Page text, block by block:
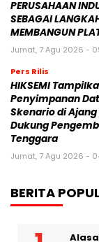
MONDEVITA
MAYORITAS DI
PERUSAHAAN
SEBAGAI
Jumat, 7 Agu 2026 -
Pers Rilis
HIKSEMI
Penyimpanan
Skenario di Ajang
Dukung